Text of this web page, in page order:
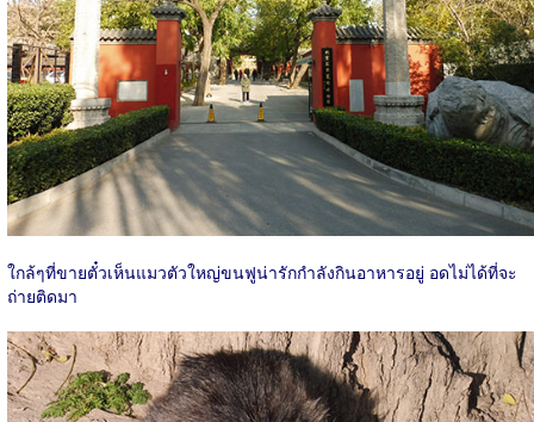
ใกล้ๆที่ขายตั๋วเห็นแมวตัวใหญ่ขนฟูน่ารักกำลังกินอาหารอยู่ อดไม่ได้ที่จะ
ถ่ายติดมา